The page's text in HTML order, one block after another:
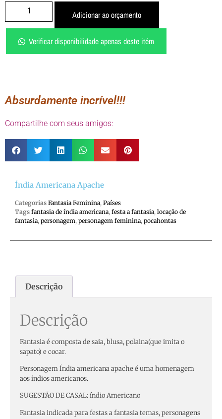
Adicionar ao orçamento
Verificar disponibilidade apenas deste itém
Absurdamente incrível!!!
Compartilhe com seus amigos:
Índia Americana Apache
Categorias Fantasia Feminina, Países
Tags fantasia de índia americana, festa a fantasia, locação de
fantasia, personagem, personagem feminina, pocahontas
Descrição
Descrição
Fantasia é composta de saia, blusa, polaina(que imita o
sapato) e cocar.
Personagem Índia americana apache é uma homenagem
aos índios americanos.
SUGESTÃO DE CASAL: índio Americano
Fantasia indicada para festas a fantasia temas, personagens